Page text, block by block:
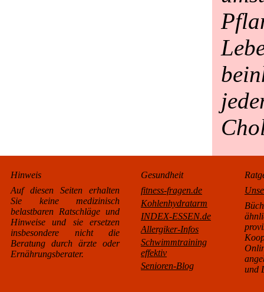
Hinweis
Auf diesen Seiten erhalten
Sie keine medizinisch
belastbaren Ratschläge und
Hinweise und sie ersetzen
insbesondere nicht die
Beratung durch ärzte oder
Ernährungsberater.
Gesundheit
fitness-fragen.de
Kohlenhydratarm
INDEX-ESSEN.de
Allergiker-Infos
Schwimmtraining
effektiv
Senioren-Blog
und